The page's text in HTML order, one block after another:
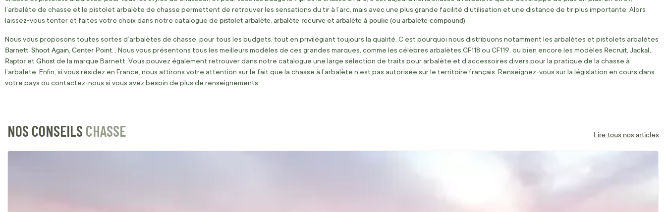
l’arbalète de chasse et le pistolet arbalète de chasse permettent de retrouver les sensations du tir à l’arc, mais avec une plus grande facilité d’utilisation et une distance de tir plus importante. Alors
laissez-vous tenter et faites votre choix dans notre catalogue de pistolet arbalète arbalète recurve et arbalète à poulie(ou arbalète compound).
Nous vous proposons toutes sortes d’arbalètes de chasse, pour tous les budgets, tout en privilégiant toujours la qualité. C’est pourquoi nous distribuons notamment les arbalètes et pistolets arbalètes
Barnett Shoot Again Center Point … Nous vous présentons tous les meilleurs modèles de ces grandes marques, comme les célèbres arbalètes CF118 ou CF119, ou bien encore les modèles Recruit Jackal
Raptor et Ghostde la marque Barnett. Vous pouvez également retrouver dans notre catalogue une large sélection de traits pour arbalète et d’accessoires divers pour la pratique de la chasse à
l’arbalète. Enfin, si vous résidez en France, nous attirons votre attention sur le fait que la chasse à l’arbalète n’est pas autorisée sur le territoire français. Renseignez-vous sur la législation en cours dans
votre pays ou contactez-nous si vous avez besoin de plus de renseignements.
NOS CONSEILS CHASSE Lire tous nos articles